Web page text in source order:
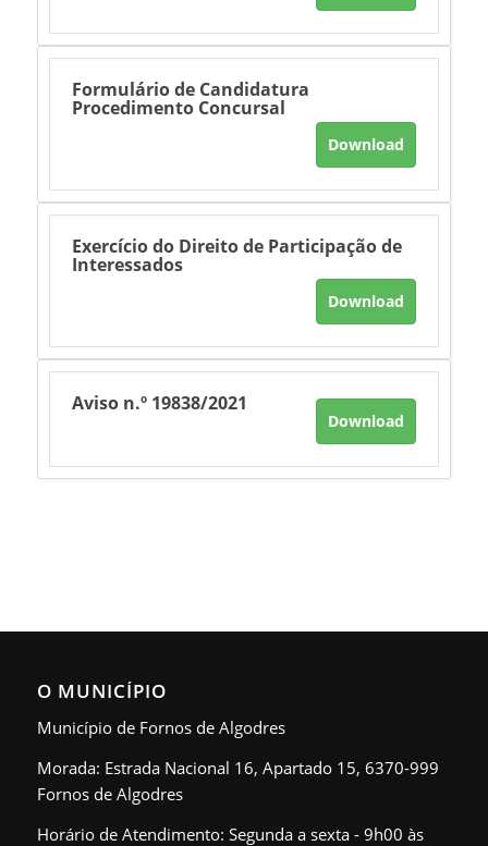
Formulário de Candidatura
Procedimento Concursal
Download
Exercício do Direito de Participação de
Interessados
Download
Aviso n.º 19838/2021
Download
O MUNICÍPIO
Município de Fornos de Algodres
Morada: Estrada Nacional 16, Apartado 15, 6370-999
Fornos de Algodres
Horário de Atendimento: Segunda a sexta - 9h00 às